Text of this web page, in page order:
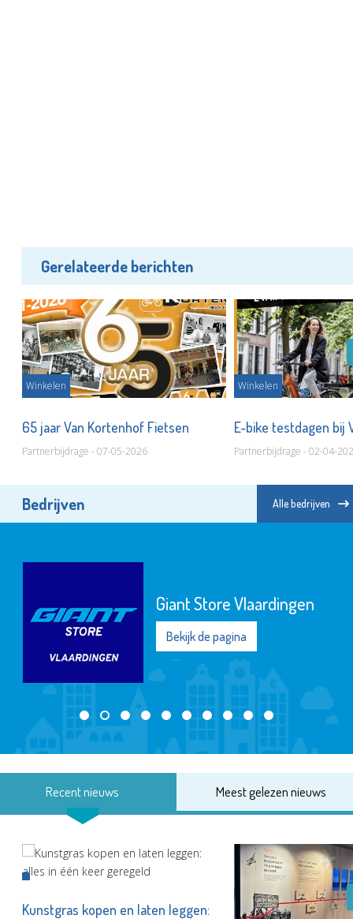
Gerelateerde berichten
Winkelen
65 jaar Van Kortenhof Fietsen
Partnerbijdrage - 07-05-2026
Winkelen
E-bike testdagen bij
Partnerbijdrage - 02-04-
Bedrijven Alle bedrijven
Giant Store Vlaardingen
Bekijk de pagina
Recent nieuws Meest gelezen nieuws
Kunstgras kopen en laten leggen: